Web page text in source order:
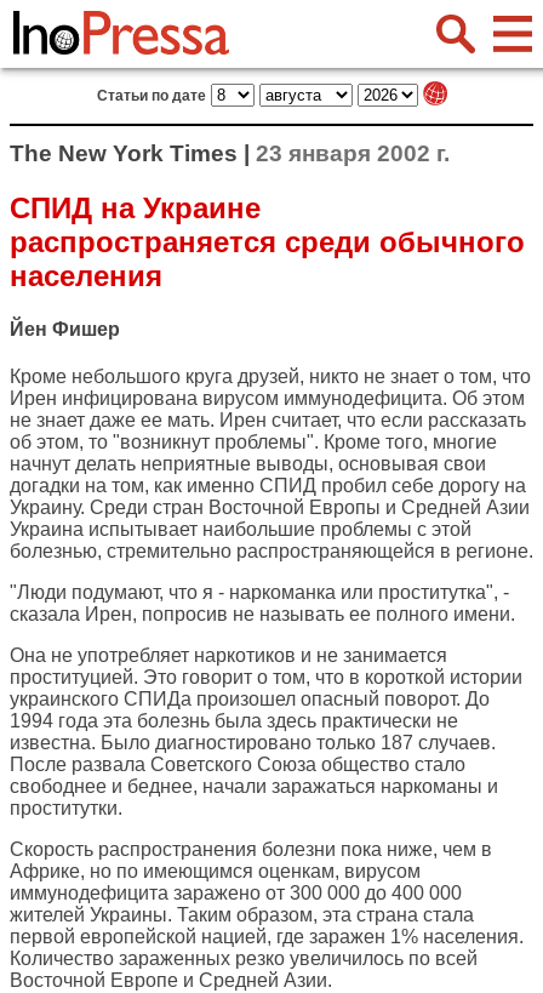
Статьи по дате
The New York Times | 23 января 2002 г.
СПИД на Украине
распространяется среди обычного
населения
Йен Фишер
Кроме небольшого круга друзей, никто не знает о том, что
Ирен инфицирована вирусом иммунодефицита. Об этом
не знает даже ее мать. Ирен считает, что если рассказать
об этом, то "возникнут проблемы". Кроме того, многие
начнут делать неприятные выводы, основывая свои
догадки на том, как именно СПИД пробил себе дорогу на
Украину. Среди стран Восточной Европы и Средней Азии
Украина испытывает наибольшие проблемы с этой
болезнью, стремительно распространяющейся в регионе.
"Люди подумают, что я - наркоманка или проститутка", -
сказала Ирен, попросив не называть ее полного имени.
Она не употребляет наркотиков и не занимается
проституцией. Это говорит о том, что в короткой истории
украинского СПИДа произошел опасный поворот. До
1994 года эта болезнь была здесь практически не
известна. Было диагностировано только 187 случаев.
После развала Советского Союза общество стало
свободнее и беднее, начали заражаться наркоманы и
проститутки.
Скорость распространения болезни пока ниже, чем в
Африке, но по имеющимся оценкам, вирусом
иммунодефицита заражено от 300 000 до 400 000
жителей Украины. Таким образом, эта страна стала
первой европейской нацией, где заражен 1% населения.
Количество зараженных резко увеличилось по всей
Восточной Европе и Средней Азии.